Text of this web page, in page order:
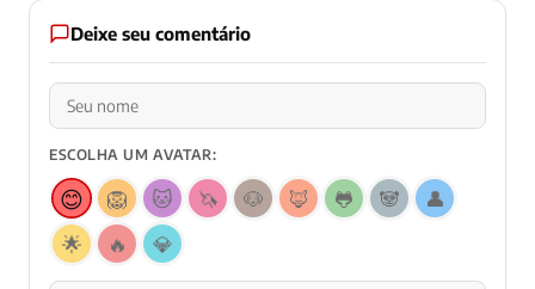
Deixe seu comentário
ESCOLHA UM AVATAR:
😊 🦁 🐱 🦄 🐶 🦊 🐸 🐼
👤
🌟
🔥 💎